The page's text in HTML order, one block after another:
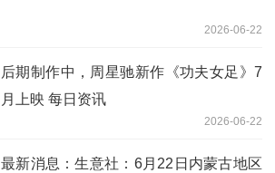
2026-06-22
后期制作中，周星驰新作《功夫女足》7
月上映 每日资讯
2026-06-22
最新消息：生意社：6月22日内蒙古地区